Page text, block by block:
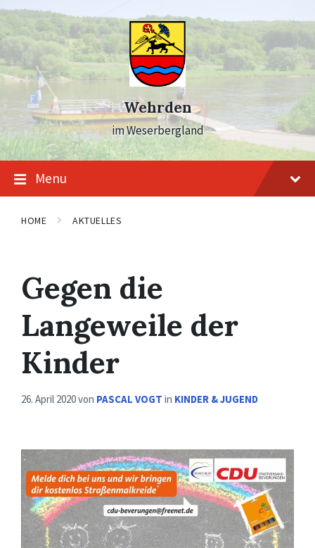
Skip
to
content
Skip
to
main
navigation
Skip
to
footer
Wehrden
im Weserbergland
Menu
HOME AKTUELLES
Gegen die
Langeweile der
Kinder
26. April 2020von PASCAL VOGT in KINDER & JUGEND